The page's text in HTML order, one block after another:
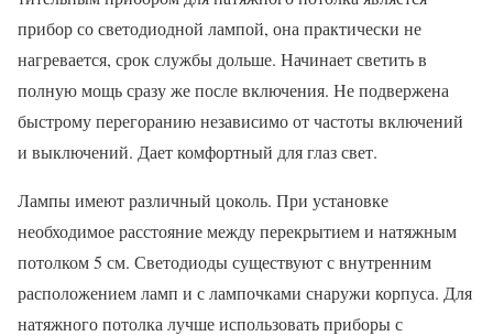
прибор со светодиодной лампой, она практически не
нагревается, срок службы дольше. Начинает светить в
полную мощь сразу же после включения. Не подвержена
быстрому перегоранию независимо от частоты включений
и выключений. Дает комфортный для глаз свет.
Лампы имеют различный цоколь. При установке
необходимое расстояние между перекрытием и натяжным
потолком 5 см. Светодиоды существуют с внутренним
расположением ламп и с лампочками снаружи корпуса. Для
натяжного потолка лучше использовать приборы с